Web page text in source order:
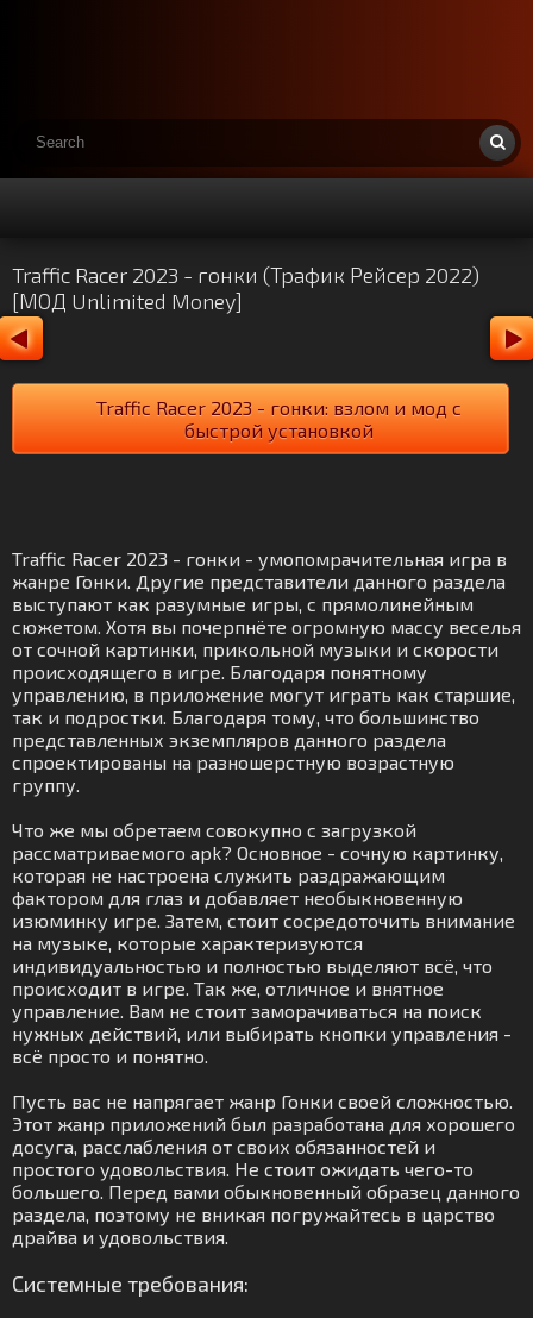
Traffic Racer 2023 - гонки (Трафик Рейсер 2022)
[МОД Unlimited Money]
Traffic Racer 2023 - гонки: взлом и мод с
быстрой установкой
Traffic Racer 2023 - гонки - умопомрачительная игра в
жанре Гонки. Другие представители данного раздела
выступают как разумные игры, с прямолинейным
сюжетом. Хотя вы почерпнёте огромную массу веселья
от сочной картинки, прикольной музыки и скорости
происходящего в игре. Благодаря понятному
управлению, в приложение могут играть как старшие,
так и подростки. Благодаря тому, что большинство
представленных экземпляров данного раздела
спроектированы на разношерстную возрастную
группу.
Что же мы обретаем совокупно с загрузкой
рассматриваемого apk? Основное - сочную картинку,
которая не настроена служить раздражающим
фактором для глаз и добавляет необыкновенную
изюминку игре. Затем, стоит сосредоточить внимание
на музыке, которые характеризуются
индивидуальностью и полностью выделяют всё, что
происходит в игре. Так же, отличное и внятное
управление. Вам не стоит заморачиваться на поиск
нужных действий, или выбирать кнопки управления -
всё просто и понятно.
Пусть вас не напрягает жанр Гонки своей сложностью.
Этот жанр приложений был разработана для хорошего
досуга, расслабления от своих обязанностей и
простого удовольствия. Не стоит ожидать чего-то
большего. Перед вами обыкновенный образец данного
раздела, поэтому не вникая погружайтесь в царство
драйва и удовольствия.
Системные требования: